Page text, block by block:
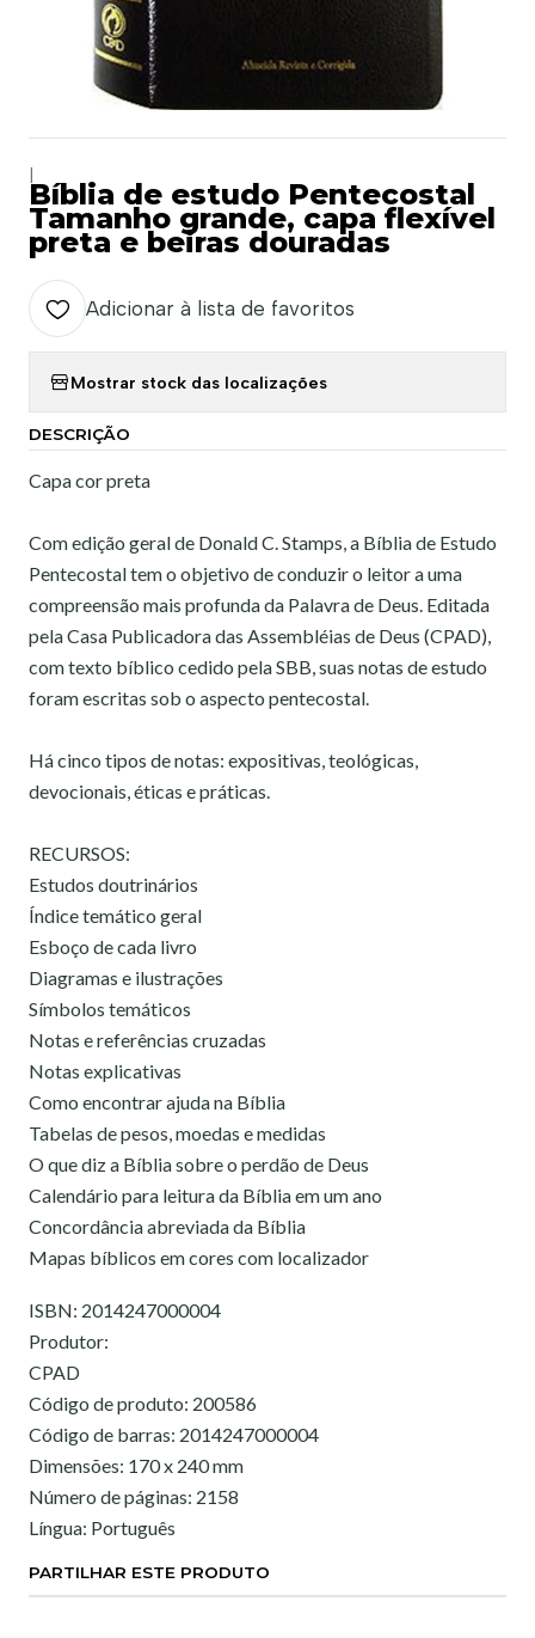
Bíblia de estudo Pentecostal
Tamanho grande, capa flexível
preta e beiras douradas
Adicionar à lista de favoritos
Mostrar stock das localizações
DESCRIÇÃO
Capa cor preta
Com edição geral de Donald C. Stamps, a Bíblia de Estudo
Pentecostal tem o objetivo de conduzir o leitor a uma
compreensão mais profunda da Palavra de Deus. Editada
pela Casa Publicadora das Assembléias de Deus (CPAD),
com texto bíblico cedido pela SBB, suas notas de estudo
foram escritas sob o aspecto pentecostal.
Há cinco tipos de notas: expositivas, teológicas,
devocionais, éticas e práticas.
RECURSOS:
Estudos doutrinários
Índice temático geral
Esboço de cada livro
Diagramas e ilustrações
Símbolos temáticos
Notas e referências cruzadas
Notas explicativas
Como encontrar ajuda na Bíblia
Tabelas de pesos, moedas e medidas
O que diz a Bíblia sobre o perdão de Deus
Calendário para leitura da Bíblia em um ano
Concordância abreviada da Bíblia
Mapas bíblicos em cores com localizador
ISBN: 2014247000004
Produtor:
CPAD
Código de produto: 200586
Código de barras: 2014247000004
Dimensões: 170 x 240 mm
Número de páginas: 2158
Língua: Português
PARTILHAR ESTE PRODUTO